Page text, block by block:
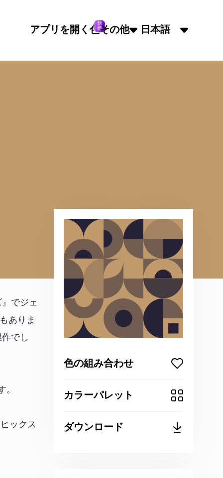
アプリを開く色新
着その他 日本語
でジェ
ありま
でし
ックス
色の組み合わせ
カラーパレット
ダウンロード